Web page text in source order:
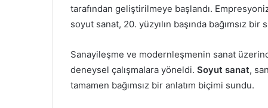
tarafından geliştirilmeye başlandı.
soyut sanat, 20. yüzyılın başında bağımsız bir
Sanayileşme ve modernleşmenin sanat
deneysel çalışmalara yöneldi. Soyut sanat,
tamamen bağımsız bir anlatım biçimi sundu.